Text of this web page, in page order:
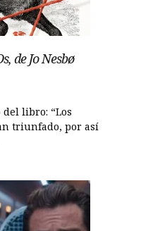
de Jo Nesbø
libro: “Los
triunfado, por así